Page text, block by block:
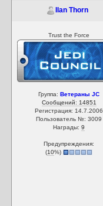
Ilan Thorn
Trust the Force
Группа:Ветераны JC
Сообщений: 14851
Регистрация: 14.7.2006
Пользователь №: 3009
Награды:9
Предупреждения:
(10%)